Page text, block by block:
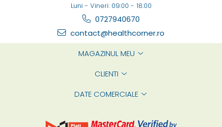
Luni - Vineri: 09:00 - 18:00
0727940670
contact@healthcorner.ro
MAGAZINUL MEU
CLIENTI
DATE COMERCIALE